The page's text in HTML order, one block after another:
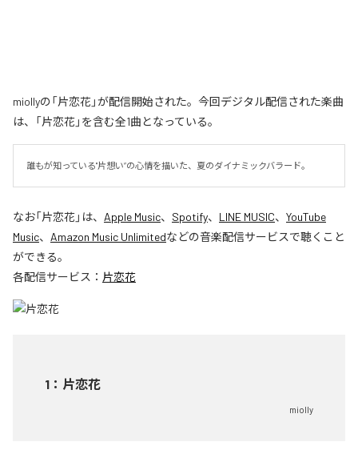
miollyの「片恋花」が配信開始された。今回デジタル配信された楽曲
は、「片恋花」を含む全1曲となっている。
誰もが知っている"片想い”の心情を描いた、夏のダイナミックバラード。
なお「片恋花」は、 Apple Music、 Spotify、 LINE MUSIC、 YouTube
Music、 Amazon Music Unlimitedなどの音楽配信サービスで聴くこと
ができる。
各配信サービス： 片恋花
1 ： 片恋花
miolly